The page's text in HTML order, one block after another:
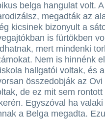
belga hangulat volt.
megadták az
kicsinek bizonyult a
is fürtökben
mert mindenki
Nem is hinnénk
hallgatói voltak, és
összedobják az
de ez mit sem
Egyszóval ha
a Belga megadta.